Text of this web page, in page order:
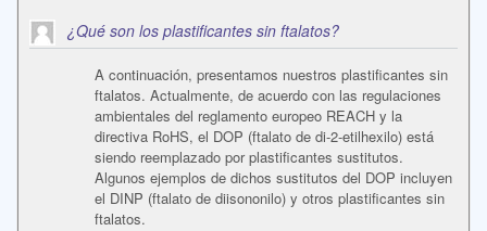
¿Qué son los plastificantes sin ftalatos?
A continuación, presentamos nuestros plastificantes sin
ftalatos. Actualmente, de acuerdo con las regulaciones
ambientales del reglamento europeo REACH y la
directiva RoHS, el DOP (ftalato de di-2-etilhexilo) está
siendo reemplazado por plastificantes sustitutos.
Algunos ejemplos de dichos sustitutos del DOP incluyen
el DINP (ftalato de diisononilo) y otros plastificantes sin
ftalatos.